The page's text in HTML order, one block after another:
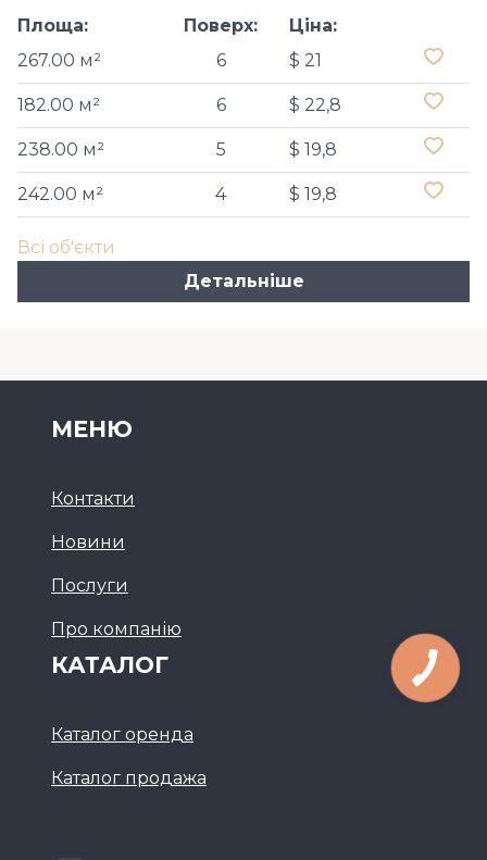
Площа:
267.00 м²
Поверх:
6
Ціна:
$ 21
182.00 м² 6 $ 22,8
238.00 м² 5 $ 19,8
242.00 м² 4 $ 19,8
Всі об'єкти
Детальніше
МЕНЮ
Контакти
Новини
Послуги
Про компанію
КАТАЛОГ
Каталог оренда
Каталог продажа